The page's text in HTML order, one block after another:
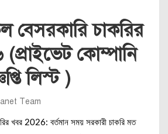
বেসরকারি চাকরির
কোম্পানি
লিস্ট )
Team
খবর 2026: বর্তমান সময় সরকারী চাকরি মত